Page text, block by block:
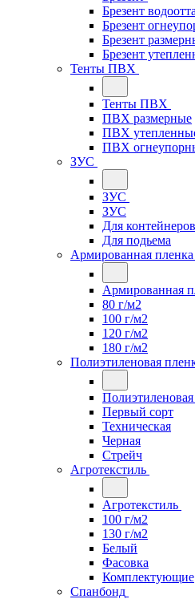
Брезент
Брезент
Брезент
Брезент
Тенты ПВХ
Тенты ПВХ
ПВХ размерные
ПВХ
ПВХ
ЗУС
ЗУС
ЗУС
Для контейнеров
Для подьема
Армированная пленка
Армированная
80 г/м2
100 г/м2
120 г/м2
180 г/м2
Полиэтиленовая
Первый сорт
Техническая
Черная
Стрейч
Агротекстиль
Агротекстиль
100 г/м2
130 г/м2
Белый
Фасовка
Комплектующие
Спанбонд